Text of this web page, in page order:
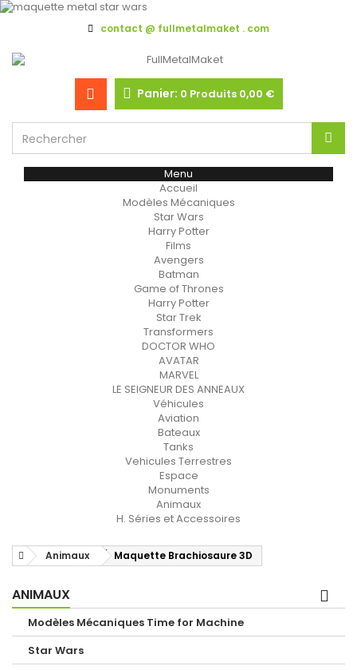
contact @ fullmetalmaket . com
Panier: 0 Produits 0,00 €
Menu
Accueil
Modèles Mécaniques
Star Wars
Harry Potter
Films
Avengers
Batman
Game of Thrones
Harry Potter
Star Trek
Transformers
DOCTOR WHO
AVATAR
MARVEL
LE SEIGNEUR DES ANNEAUX
Véhicules
Aviation
Bateaux
Tanks
Vehicules Terrestres
Espace
Monuments
Animaux
H. Séries et Accessoires
Animaux Maquette Brachiosaure 3D
ANIMAUX
Modèles Mécaniques Time for Machine
Star Wars